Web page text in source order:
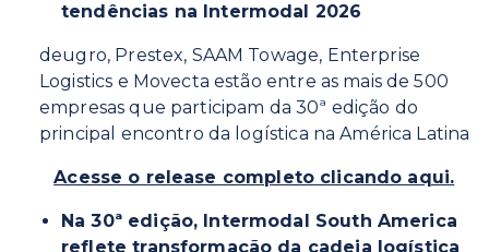
tendências na Intermodal 2026
deugro, Prestex, SAAM Towage, Enterprise
Logistics e Movecta estão entre as mais de 500
empresas que participam da 30ª edição do
principal encontro da logística na América Latina
Acesse o release completo clicando aqui.
Na 30ª edição, Intermodal South America
reflete transformação da cadeia logística